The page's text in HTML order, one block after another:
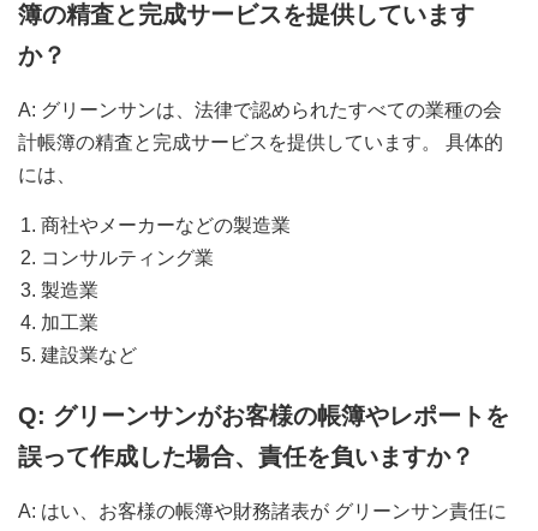
簿の精査と完成サービスを提供しています
か？
A: グリーンサンは、法律で認められたすべての業種の会
計帳簿の精査と完成サービスを提供しています。 具体的
には、
商社やメーカーなどの製造業
コンサルティング業
製造業
加工業
建設業など
Q: グリーンサンがお客様の帳簿やレポートを
誤って作成した場合、責任を負いますか？
A: はい、お客様の帳簿や財務諸表が グリーンサン責任に